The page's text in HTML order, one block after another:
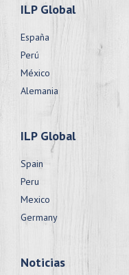
ILP Global
España
Perú
México
Alemania
ILP Global
Spain
Peru
Mexico
Germany
Noticias